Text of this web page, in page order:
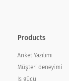
Products
Anket Yazılımı
Müşteri deneyimi
Iş gücü